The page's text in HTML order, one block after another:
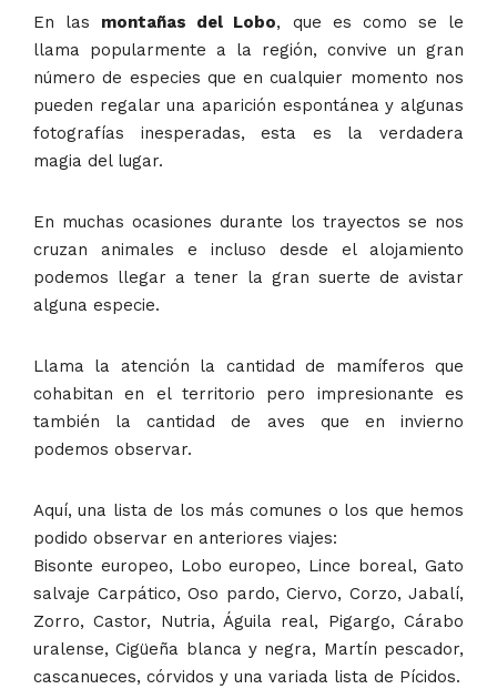
En las montañas del Lobo, que es como se le
llama popularmente a la región, convive un gran
número de especies que en cualquier momento nos
pueden regalar una aparición espontánea y algunas
fotografías inesperadas, esta es la verdadera
magia del lugar.
En muchas ocasiones durante los trayectos se nos
cruzan animales e incluso desde el alojamiento
podemos llegar a tener la gran suerte de avistar
alguna especie.
Llama la atención la cantidad de mamíferos que
cohabitan en el territorio pero impresionante es
también la cantidad de aves que en invierno
podemos observar.
Aquí, una lista de los más comunes o los que hemos
podido observar en anteriores viajes:
Bisonte europeo, Lobo europeo, Lince boreal, Gato
salvaje Carpático, Oso pardo, Ciervo, Corzo, Jabalí,
Zorro, Castor, Nutria, Águila real, Pigargo, Cárabo
uralense, Cigüeña blanca y negra, Martín pescador,
cascanueces, córvidos y una variada lista de Pícidos.